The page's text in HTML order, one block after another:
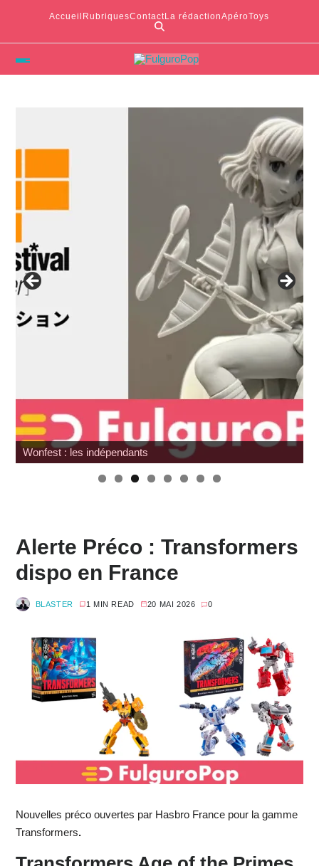
Accueil RubriquesContactLa rédactionApéroToys
Wonfest : les indépendants
Alerte Préco : Transformers
dispo en France
BLASTER 1 MIN READ 20 MAI 2026 0
Nouvelles préco ouvertes par Hasbro France pour la gamme
Transformers.